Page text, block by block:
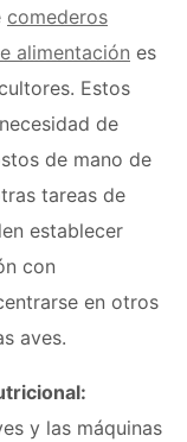
comederos
alimentación es
Estos
de
de mano de
tareas de
establecer
con
en otros
aves.
y las máquinas